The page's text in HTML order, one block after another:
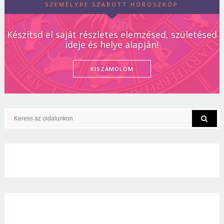
SZEMÉLYRE SZABOTT HOROSZKÓP
Készítsd el saját részletes elemzésed, születésed
ideje és helye alapján!
KISZÁMOLOM